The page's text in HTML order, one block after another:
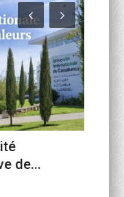
de...